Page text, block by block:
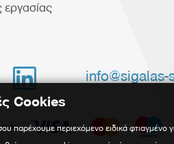
εργασίας

info@sigalas-
Cookies
περιεχόμενο ειδικά φτιαγμένο